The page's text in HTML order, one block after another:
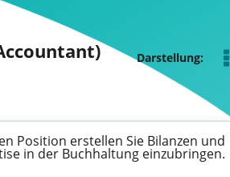
Darstellung:
Position erstellen Sie Bilanzen und
in der Buchhaltung einzubringen.